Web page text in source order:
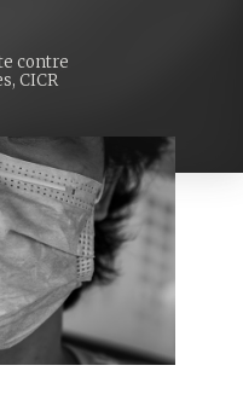
contre
CICR